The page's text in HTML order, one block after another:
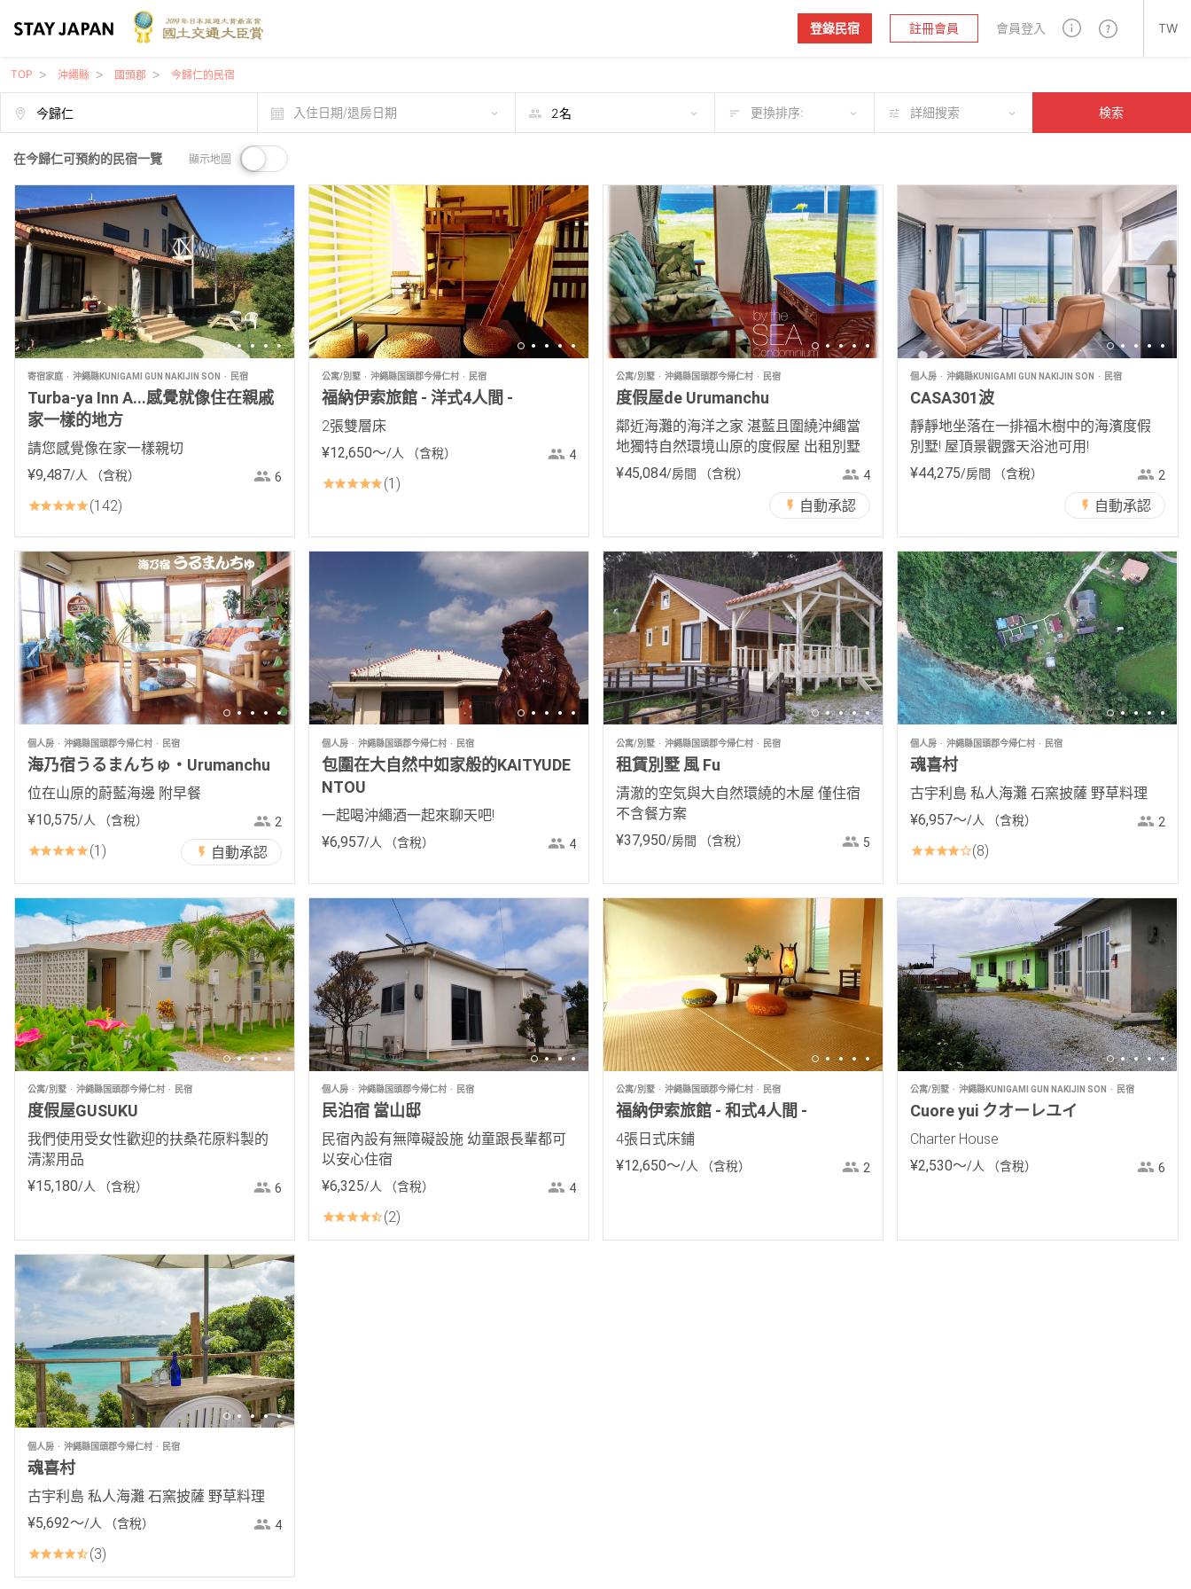
登錄民宿 註冊會員 會員登入 TW
TOP 沖繩縣 國頭郡 今歸仁的民宿
入住日期/退房日期 更換排序: 詳細搜索 検索
在今歸仁可預約的民宿一覽 顯示地圖
寄宿家庭 沖繩縣KUNIGAMI GUN NAKIJIN SON 民宿
Turba-ya Inn A...感覺就像住在親戚
家一樣的地方
請您感覺像在家一樣親切
¥9,487/人 （含稅） 6
142
公寓/別墅 沖繩縣国頭郡今帰仁村 民宿
福納伊索旅館 - 洋式4人間 -
2張雙層床
¥12,650〜/人 （含稅） 4
1
公寓/別墅 沖繩縣国頭郡今帰仁村 民宿
度假屋de Urumanchu
鄰近海灘的海洋之家 湛藍且圍繞沖繩當
地獨特自然環境山原的度假屋 出租別墅
¥45,084/房間 （含稅） 4
自動承認
個人房 沖繩縣KUNIGAMI GUN NAKIJIN SON 民宿
CASA301波
靜靜地坐落在一排福木樹中的海濱度假
別墅! 屋頂景觀露天浴池可用!
¥44,275/房間 （含稅） 2
自動承認
個人房 沖繩縣国頭郡今帰仁村 民宿
海乃宿うるまんちゅ・Urumanchu
位在山原的蔚藍海邊 附早餐
¥10,575/人 （含稅） 2
1 自動承認
個人房 沖繩縣国頭郡今帰仁村 民宿
包圍在大自然中如家般的KAITYUDE
NTOU
一起喝沖繩酒一起來聊天吧!
¥6,957/人 （含稅） 4
公寓/別墅 沖繩縣国頭郡今帰仁村 民宿
租賃別墅 風 Fu
清澈的空気與大自然環繞的木屋 僅住宿
不含餐方案
¥37,950/房間 （含稅） 5
個人房 沖繩縣国頭郡今帰仁村 民宿
魂喜村
古宇利島 私人海灘 石窯披薩 野草料理
¥6,957〜/人 （含稅） 2
8
公寓/別墅 沖繩縣国頭郡今帰仁村 民宿
度假屋GUSUKU
我們使用受女性歡迎的扶桑花原料製的
清潔用品
¥15,180/人 （含稅） 6
個人房 沖繩縣国頭郡今帰仁村 民宿
民泊宿 當山邸
民宿內設有無障礙設施 幼童跟長輩都可
以安心住宿
¥6,325/人 （含稅） 4
2
公寓/別墅 沖繩縣国頭郡今帰仁村 民宿
福納伊索旅館 - 和式4人間 -
4張日式床鋪
¥12,650〜/人 （含稅） 2
公寓/別墅 沖繩縣KUNIGAMI GUN NAKIJIN SON 民宿
Cuore yui クオーレユイ
Charter House
¥2,530〜/人 （含稅） 6
個人房 沖繩縣国頭郡今帰仁村 民宿
魂喜村
古宇利島 私人海灘 石窯披薩 野草料理
¥5,692〜/人 （含稅） 4
3